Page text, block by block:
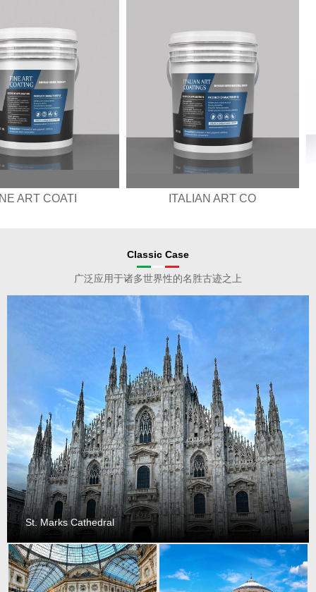
FINE ART COATI ITALIAN ART CO
Classic Case
广泛应用于诸多世界性的名胜古迹之上
St. Marks Cathedral